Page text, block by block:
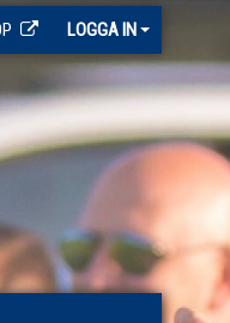
LOGGA IN